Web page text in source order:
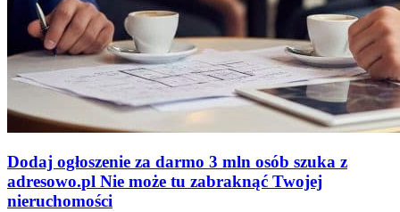
Dodaj ogłoszenie za darmo 3 mln osób szuka z
adresowo.pl Nie może tu zabraknąć Twojej
nieruchomości